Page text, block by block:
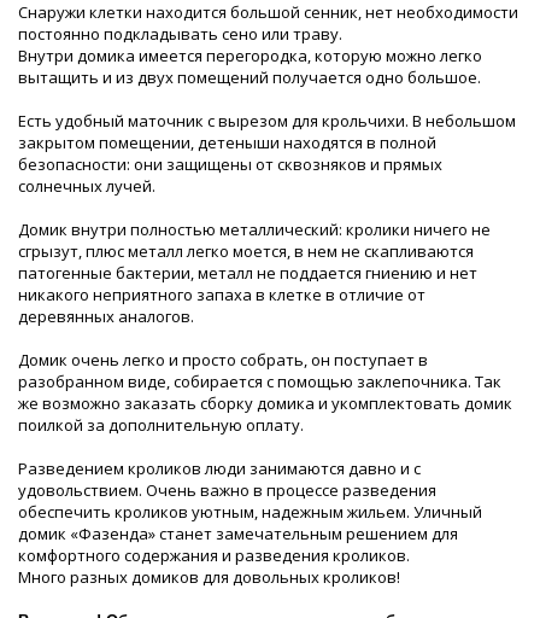
Снаружи клетки находится большой сенник, нет необходимости
постоянно подкладывать сено или траву.
Внутри домика имеется перегородка, которую можно легко
вытащить и из двух помещений получается одно большое.
Есть удобный маточник с вырезом для крольчихи. В небольшом
закрытом помещении, детеныши находятся в полной
безопасности: они защищены от сквозняков и прямых
солнечных лучей.
Домик внутри полностью металлический: кролики ничего не
сгрызут, плюс металл легко моется, в нем не скапливаются
патогенные бактерии, металл не поддается гниению и нет
никакого неприятного запаха в клетке в отличие от
деревянных аналогов.
Домик очень легко и просто собрать, он поступает в
разобранном виде, собирается с помощью заклепочника. Так
же возможно заказать сборку домика и укомплектовать домик
поилкой за дополнительную оплату.
Разведением кроликов люди занимаются давно и с
удовольствием. Очень важно в процессе разведения
обеспечить кроликов уютным, надежным жильем. Уличный
домик «Фазенда» станет замечательным решением для
комфортного содержания и разведения кроликов.
Много разных домиков для довольных кроликов!